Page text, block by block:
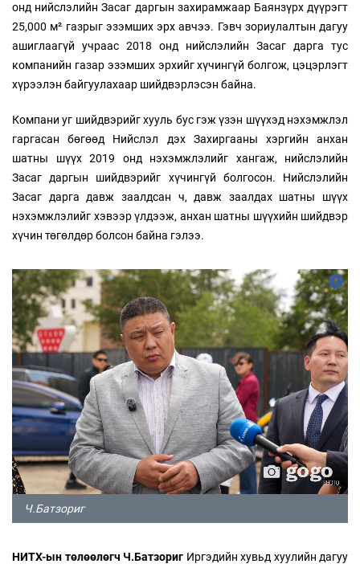
онд нийслэлийн Засаг даргын захирамжаар Баянзүрх дүүрэгт
25,000 м² газрыг эзэмших эрх авчээ. Гэвч зориулалтын дагуу
ашиглаагүй учраас 2018 онд нийслэлийн Засаг дарга тус
компанийн газар эзэмших эрхийг хүчингүй болгож, цэцэрлэгт
хүрээлэн байгуулахаар шийдвэрлэсэн байна.
Компани уг шийдвэрийг хууль бус гэж үзэн шүүхэд нэхэмжлэл
гаргасан бөгөөд Нийслэл дэх Захиргааны хэргийн анхан
шатны шүүх 2019 онд нэхэмжлэлийг хангаж, нийслэлийн
Засаг даргын шийдвэрийг хүчингүй болгосон. Нийслэлийн
Засаг дарга давж заалдсан ч, давж заалдах шатны шүүх
нэхэмжлэлийг хэвээр үлдээж, анхан шатны шүүхийн шийдвэр
хүчин төгөлдөр болсон байна гэлээ.
Ч.Батзориг
НИТХ-ын төлөөлөгч Ч.Батзориг Иргэдийн хувьд хуулийн дагуу